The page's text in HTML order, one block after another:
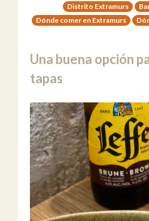
Distrito Extramurs
Dónde comer en Extramurs
Una buena opción
tapas